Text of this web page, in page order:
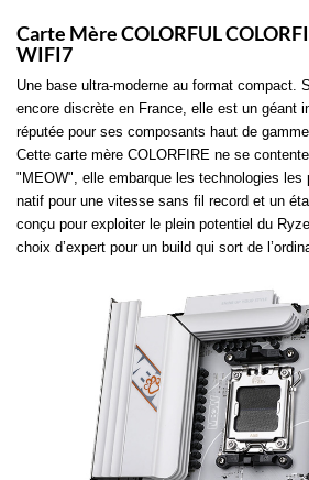
Carte Mère COLORFUL
WIFI7
Une base ultra-moderne au format compact.
encore discrète en France, elle est un géant
réputée pour ses composants haut de
Cette carte mère COLORFIRE ne se
"MEOW", elle embarque les technologies
natif pour une vitesse sans fil record et un
conçu pour exploiter le plein potentiel du
choix d’expert pour un build qui sort de